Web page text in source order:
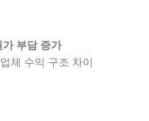
부담 증가
체 수익 구조 차이